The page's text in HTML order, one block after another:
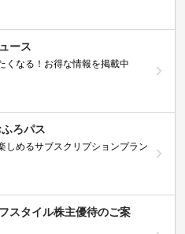
ース
くなる！お得な情報を掲載中
ろパス
しめるサブスクリプションプラン
スタイル株主優待のご案